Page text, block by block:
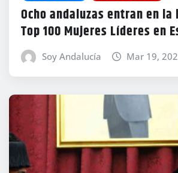
Ocho andaluzas entran en
Top 100 Mujeres Líderes en
Soy Andalucía Mar 19,